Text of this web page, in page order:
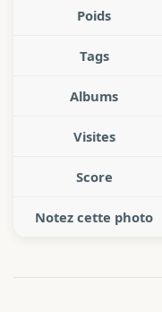
Poids
Tags
Albums
Visites
Score
Notez cette photo